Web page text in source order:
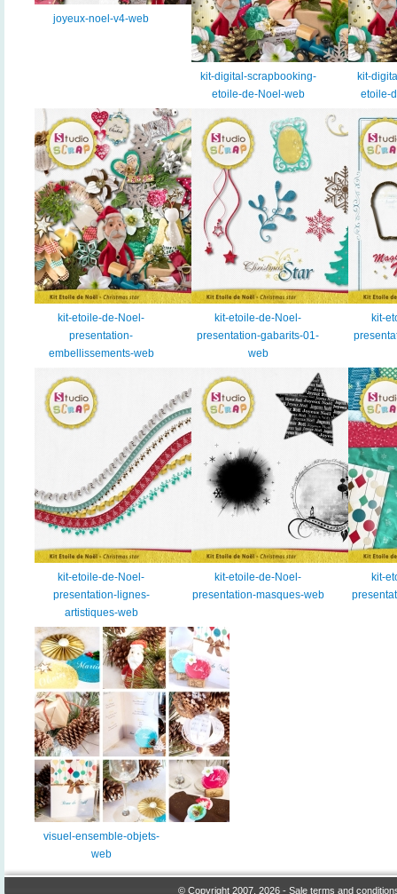
joyeux-noel-v4-web
kit-digital-scrapbooking-
etoile-de-Noel-web
kit-
etoile-
kit-etoile-de-Noel-
presentation-
embellissements-web
kit-etoile-de-Noel-
presentation-gabarits-01-
web
kit-
kit-etoile-de-Noel-
presentation-lignes-
artistiques-web
kit-etoile-de-Noel-
presentation-masques-web
kit-
visuel-ensemble-objets-
web
© Copyright 2007, 2026 -Sale terms and